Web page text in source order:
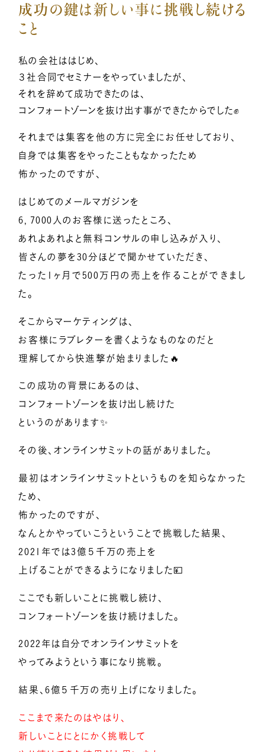
成功の鍵は新しい事に挑戦し続ける
こと
私の会社ははじめ、
３社合同でセミナーをやっていましたが、
それを辞めて成功できたのは、
コンフォートゾーンを抜け出す事ができたからでした✊
それまでは集客を他の方に完全にお任せしており、
自身では集客をやったこともなかったため
怖かったのですが、
はじめてのメールマガジンを
6，7000人のお客様に送ったところ、
あれよあれよと無料コンサルの申し込みが入り、
皆さんの夢を30分ほどで聞かせていただき、
たった1ヶ月で500万円の売上を作ることができまし
た。
そこからマーケティングは、
お客様にラブレターを書くようなものなのだと
理解してから快進撃が始まりました🔥
この成功の背景にあるのは、
コンフォートゾーンを抜け出し続けた
というのがあります✨
その後、オンラインサミットの話がありました。
最初はオンラインサミットというものを知らなかった
ため、
怖かったのですが、
なんとかやっていこうということで挑戦した結果、
2021年では3億５千万の売上を
上げることができるようになりました💴
ここでも新しいことに挑戦し続け、
コンフォートゾーンを抜け続けました。
2022年は自分でオンラインサミットを
やってみようという事になり挑戦。
結果、6億５千万の売り上げになりました。
ここまで来たのはやはり、
新しいことにとにかく挑戦して